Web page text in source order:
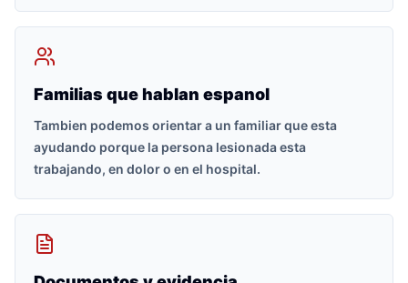
Familias que hablan espanol
Tambien podemos orientar a un familiar que esta
ayudando porque la persona lesionada esta
trabajando, en dolor o en el hospital.